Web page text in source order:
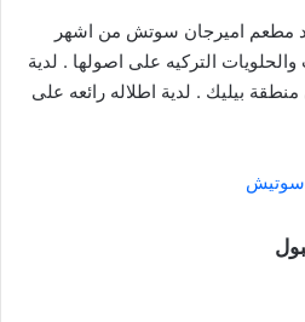
مطعم اميرجان سوتش من اشهر
التركيه على اصولها . لدية
بيليك . لدية اطلاله رائعه على
سوتيش